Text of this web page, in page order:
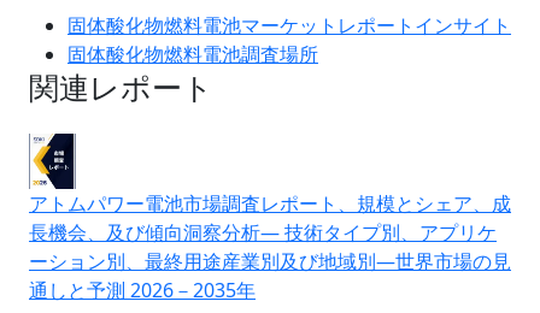
固体酸化物燃料電池マーケットレポートインサイト
固体酸化物燃料電池調査場所
関連レポート
アトムパワー電池市場調査レポート、規模とシェア、成
長機会、及び傾向洞察分析― 技術タイプ別、アプリケ
ーション別、最終用途産業別及び地域別―世界市場の見
通しと予測 2026－2035年